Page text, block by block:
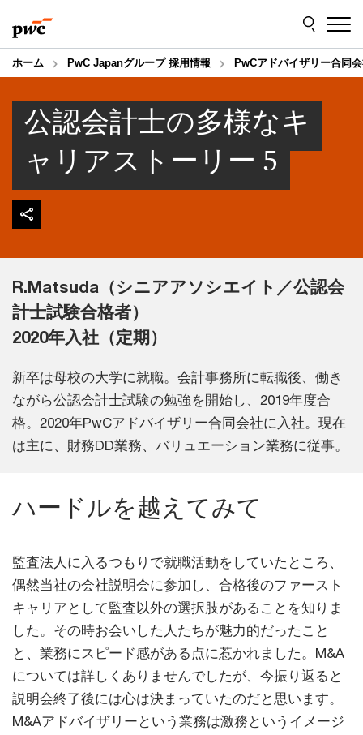
to
content
to
footer
ホーム PwC Japanグループ 採用情報 PwCアドバイザリー合同
公認会計士の多様なキ
ャリアストーリー 5
R.Matsuda（シニアアソシエイト／公認会
計士試験合格者）
2020年入社（定期）
新卒は母校の大学に就職。会計事務所に転職後、働き
ながら公認会計士試験の勉強を開始し、2019年度合
格。2020年PwCアドバイザリー合同会社に入社。現在
は主に、財務DD業務、バリュエーション業務に従事。
ハードルを越えてみて
監査法人に入るつもりで就職活動をしていたところ、
偶然当社の会社説明会に参加し、合格後のファースト
キャリアとして監査以外の選択肢があることを知りま
した。その時お会いした人たちが魅力的だったこと
と、業務にスピード感がある点に惹かれました。M&A
については詳しくありませんでしたが、今振り返ると
説明会終了後には心は決まっていたのだと思います。
M&Aアドバイザリーという業務は激務というイメージ